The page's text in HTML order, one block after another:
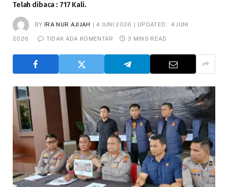
Telah dibaca : 717 Kali.
BY IRA NUR AJIJAH 4 JUNI 2026 UPDATED: 4 JUNI
2026 TIDAK ADA KOMENTAR 3 MINS READ